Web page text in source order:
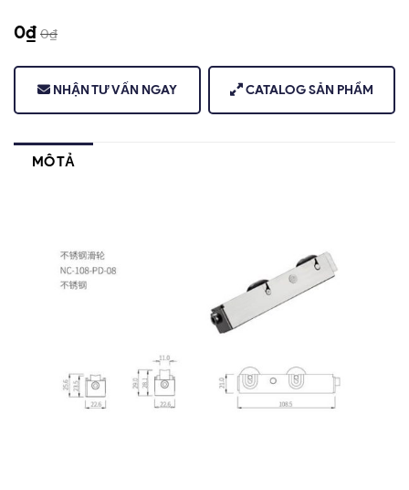
0₫ 0₫
NHẬN TƯ VẤN NGAY CATALOG SẢN PHẨM
MÔ TẢ